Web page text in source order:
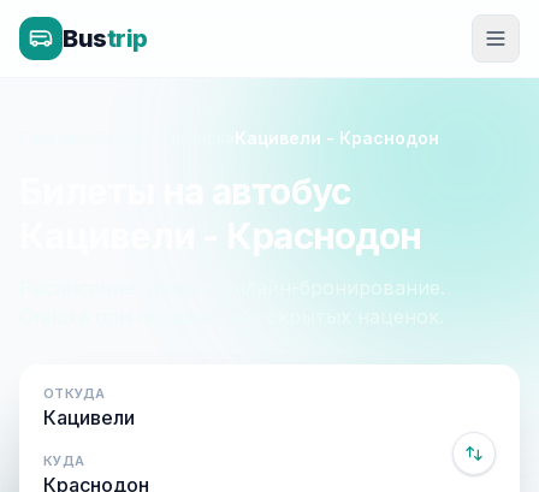
Bustrip
Кацивели - Краснодон
Билеты на автобус
Кацивели - Краснодон
Расписание, цены и онлайн-бронирование.
Оплата при посадке, без скрытых наценок.
ОТКУДА
КУДА